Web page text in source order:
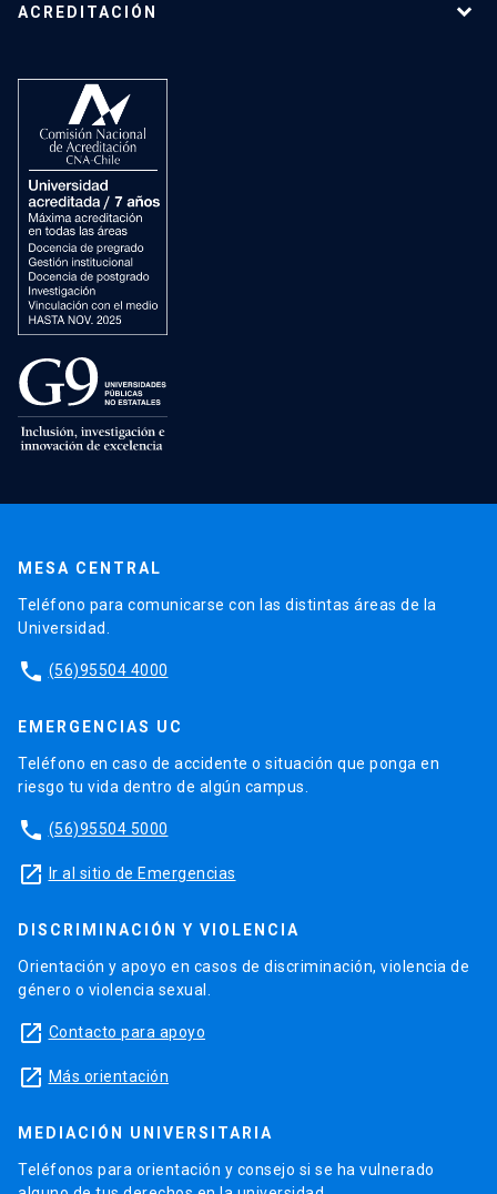
ACREDITACIÓN
MESA CENTRAL
Teléfono para comunicarse con las distintas áreas de la
Universidad.
phone (56)95504 4000
EMERGENCIAS UC
Teléfono en caso de accidente o situación que ponga en
riesgo tu vida dentro de algún campus.
phone (56)95504 5000
launch Ir al sitio de Emergencias
DISCRIMINACIÓN Y VIOLENCIA
Orientación y apoyo en casos de discriminación, violencia de
género o violencia sexual.
launch Contacto para apoyo
launch Más orientación
MEDIACIÓN UNIVERSITARIA
Teléfonos para orientación y consejo si se ha vulnerado